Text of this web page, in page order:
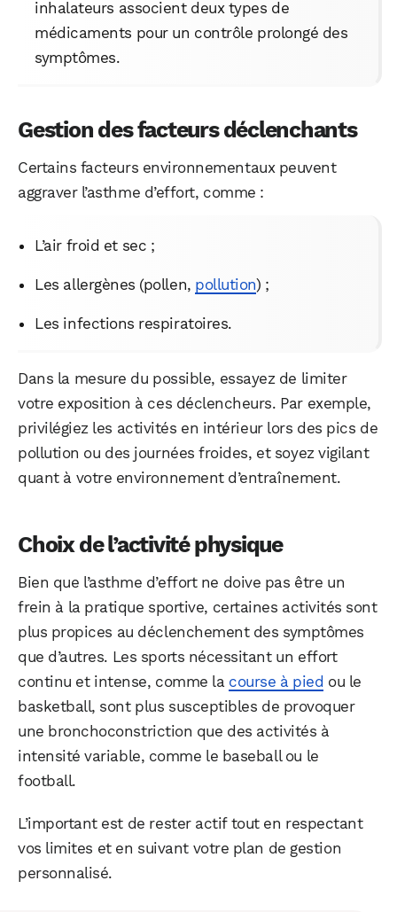
inhalateurs associent deux types de
médicaments pour un contrôle prolongé des
symptômes.
Gestion des facteurs déclenchants
Certains facteurs environnementaux peuvent
aggraver l’asthme d’effort, comme :
L’air froid et sec ;
Les allergènes (pollen, pollution) ;
Les infections respiratoires.
Dans la mesure du possible, essayez de limiter
votre exposition à ces déclencheurs. Par exemple,
privilégiez les activités en intérieur lors des pics de
pollution ou des journées froides, et soyez vigilant
quant à votre environnement d’entraînement.
Choix de l’activité physique
Bien que l’asthme d’effort ne doive pas être un
frein à la pratique sportive, certaines activités sont
plus propices au déclenchement des symptômes
que d’autres. Les sports nécessitant un effort
continu et intense, comme la course à pied ou le
basketball, sont plus susceptibles de provoquer
une bronchoconstriction que des activités à
intensité variable, comme le baseball ou le
football.
L’important est de rester actif tout en respectant
vos limites et en suivant votre plan de gestion
personnalisé.